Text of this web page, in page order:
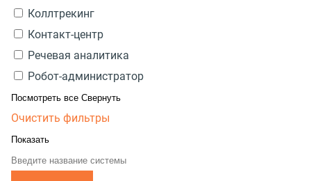
Коллтрекинг
Контакт-центр
Речевая аналитика
Робот-администратор
Посмотреть все Свернуть
Очистить фильтры
Показать